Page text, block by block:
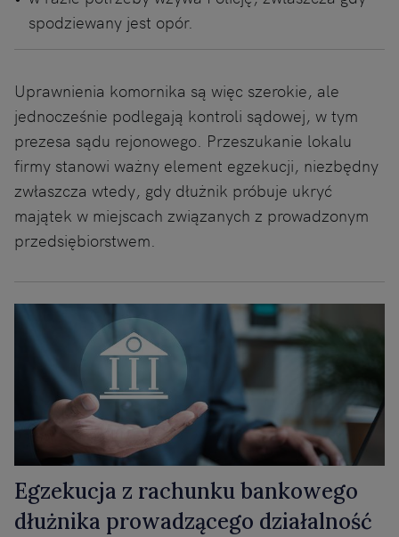
spodziewany jest opór.
Uprawnienia komornika są więc szerokie, ale
jednocześnie podlegają kontroli sądowej, w tym
prezesa sądu rejonowego. Przeszukanie lokalu
firmy stanowi ważny element egzekucji, niezbędny
zwłaszcza wtedy, gdy dłużnik próbuje ukryć
majątek w miejscach związanych z prowadzonym
przedsiębiorstwem.
Egzekucja z rachunku bankowego
dłużnika prowadzącego działalność